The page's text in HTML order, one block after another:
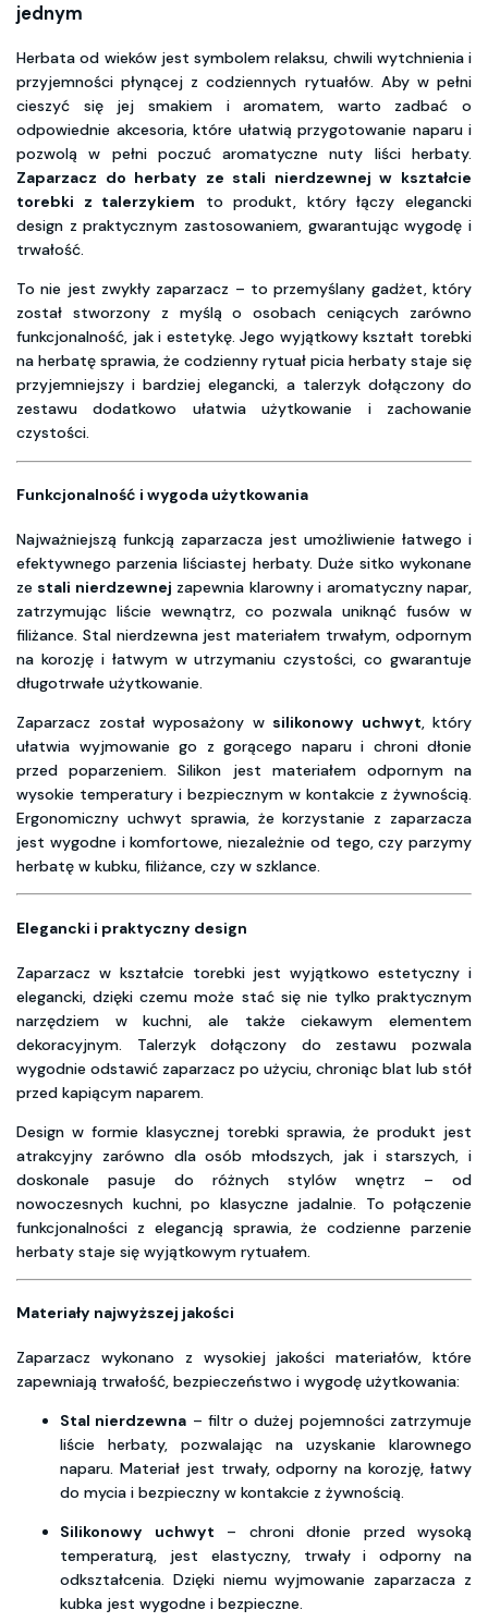
jednym
Herbata od wieków jest symbolem relaksu, chwili wytchnienia i
przyjemności płynącej z codziennych rytuałów. Aby w pełni
cieszyć się jej smakiem i aromatem, warto zadbać o
odpowiednie akcesoria, które ułatwią przygotowanie naparu i
pozwolą w pełni poczuć aromatyczne nuty liści herbaty.
Zaparzacz do herbaty ze stali nierdzewnej w kształcie
torebki z talerzykiem to produkt, który łączy elegancki
design z praktycznym zastosowaniem, gwarantując wygodę i
trwałość.
To nie jest zwykły zaparzacz – to przemyślany gadżet, który
został stworzony z myślą o osobach ceniących zarówno
funkcjonalność, jak i estetykę. Jego wyjątkowy kształt torebki
na herbatę sprawia, że codzienny rytuał picia herbaty staje się
przyjemniejszy i bardziej elegancki, a talerzyk dołączony do
zestawu dodatkowo ułatwia użytkowanie i zachowanie
czystości.
Funkcjonalność i wygoda użytkowania
Najważniejszą funkcją zaparzacza jest umożliwienie łatwego i
efektywnego parzenia liściastej herbaty. Duże sitko wykonane
ze stali nierdzewnej zapewnia klarowny i aromatyczny napar,
zatrzymując liście wewnątrz, co pozwala uniknąć fusów w
filiżance. Stal nierdzewna jest materiałem trwałym, odpornym
na korozję i łatwym w utrzymaniu czystości, co gwarantuje
długotrwałe użytkowanie.
Zaparzacz został wyposażony w silikonowy uchwyt, który
ułatwia wyjmowanie go z gorącego naparu i chroni dłonie
przed poparzeniem. Silikon jest materiałem odpornym na
wysokie temperatury i bezpiecznym w kontakcie z żywnością.
Ergonomiczny uchwyt sprawia, że korzystanie z zaparzacza
jest wygodne i komfortowe, niezależnie od tego, czy parzymy
herbatę w kubku, filiżance, czy w szklance.
Elegancki i praktyczny design
Zaparzacz w kształcie torebki jest wyjątkowo estetyczny i
elegancki, dzięki czemu może stać się nie tylko praktycznym
narzędziem w kuchni, ale także ciekawym elementem
dekoracyjnym. Talerzyk dołączony do zestawu pozwala
wygodnie odstawić zaparzacz po użyciu, chroniąc blat lub stół
przed kapiącym naparem.
Design w formie klasycznej torebki sprawia, że produkt jest
atrakcyjny zarówno dla osób młodszych, jak i starszych, i
doskonale pasuje do różnych stylów wnętrz – od
nowoczesnych kuchni, po klasyczne jadalnie. To połączenie
funkcjonalności z elegancją sprawia, że codzienne parzenie
herbaty staje się wyjątkowym rytuałem.
Materiały najwyższej jakości
Zaparzacz wykonano z wysokiej jakości materiałów, które
zapewniają trwałość, bezpieczeństwo i wygodę użytkowania:
Stal nierdzewna – filtr o dużej pojemności zatrzymuje
liście herbaty, pozwalając na uzyskanie klarownego
naparu. Materiał jest trwały, odporny na korozję, łatwy
do mycia i bezpieczny w kontakcie z żywnością.
Silikonowy uchwyt – chroni dłonie przed wysoką
temperaturą, jest elastyczny, trwały i odporny na
odkształcenia. Dzięki niemu wyjmowanie zaparzacza z
kubka jest wygodne i bezpieczne.